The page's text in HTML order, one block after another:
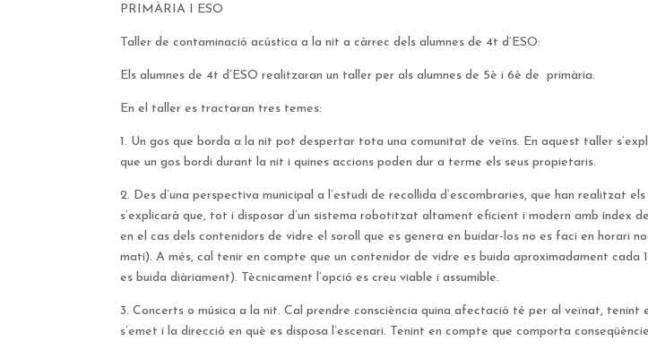
PRIMÀRIA I ESO
Taller de contaminació acústica a la nit a càrrec dels alumnes de 4t d’ESO:
Els alumnes de 4t d’ESO realitzaran un taller per als alumnes de 5è i 6è de primària.
En el taller es tractaran tres temes:
1. Un gos que borda a la nit pot despertar tota una comunitat de veïns. En aquest taller
que un gos bordi durant la nit i quines accions poden dur a terme els seus propietaris.
2. Des d’una perspectiva municipal a l’estudi de recollida d’escombraries, que han realitzat
s’explicarà que, tot i disposar d’un sistema robotitzat altament eficient i modern amb índex
en el cas dels contenidors de vidre el soroll que es genera en buidar-los no es faci en horari
matí). A més, cal tenir en compte que un contenidor de vidre es buida aproximadament cada
es buida diàriament). Tècnicament l’opció es creu viable i assumible.
3. Concerts o música a la nit. Cal prendre consciència quina afectació té per al veïnat, tenint
s’emet i la direcció en què es disposa l’escenari. Tenint en compte que comporta